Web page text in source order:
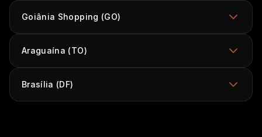
Goiânia Shopping (GO)
Araguaína (TO)
Brasília (DF)